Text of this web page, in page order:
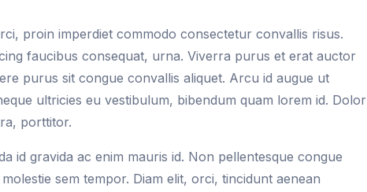
proin imperdiet commodo consectetur convallis risus.
faucibus consequat, urna. Viverra purus et erat auctor
purus sit congue convallis aliquet. Arcu id augue ut
ultricies eu vestibulum, bibendum quam lorem id. Dolor
porttitor.
id gravida ac enim mauris id. Non pellentesque congue
sem tempor. Diam elit, orci, tincidunt aenean